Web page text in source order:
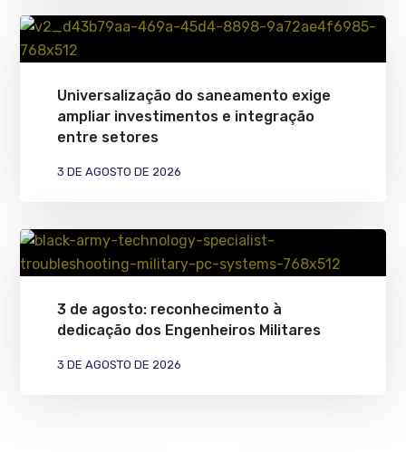
Universalização do saneamento exige
ampliar investimentos e integração
entre setores
3 DE AGOSTO DE 2026
3 de agosto: reconhecimento à
dedicação dos Engenheiros Militares
3 DE AGOSTO DE 2026